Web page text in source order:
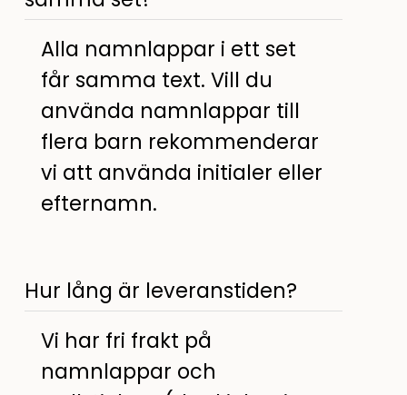
Alla namnlappar i ett set
får samma text. Vill du
använda namnlappar till
flera barn rekommenderar
vi att använda initialer eller
efternamn.
Hur lång är leveranstiden?
Vi har fri frakt på
namnlappar och